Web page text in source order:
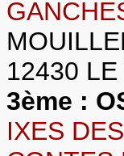
12430
3ème :
IXES